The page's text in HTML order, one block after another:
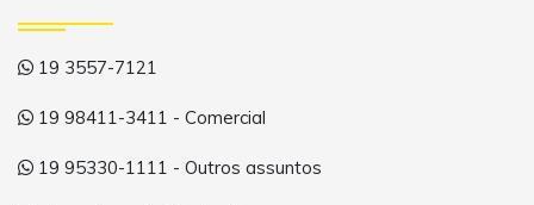
19 3557-7121
19 98411-3411 - Comercial
19 95330-1111 - Outros assuntos